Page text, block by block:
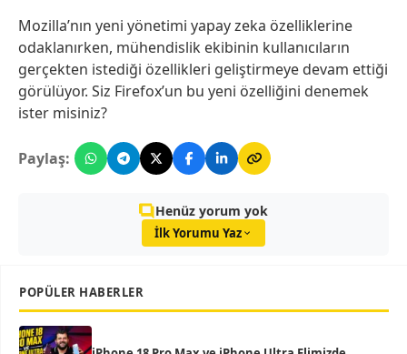
Mozilla’nın yeni yönetimi yapay zeka özelliklerine
odaklanırken, mühendislik ekibinin kullanıcıların
gerçekten istediği özellikleri geliştirmeye devam ettiği
görülüyor. Siz Firefox’un bu yeni özelliğini denemek
ister misiniz?
Paylaş:
Henüz yorum yok
İlk Yorumu Yaz
POPÜLER HABERLER